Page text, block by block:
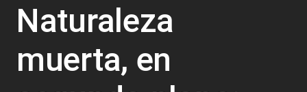
Naturaleza
muerta, en